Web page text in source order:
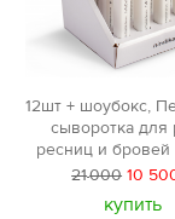
12шт + шоубокс,
сыворотка для
ресниц и бровей
21000 10
купить